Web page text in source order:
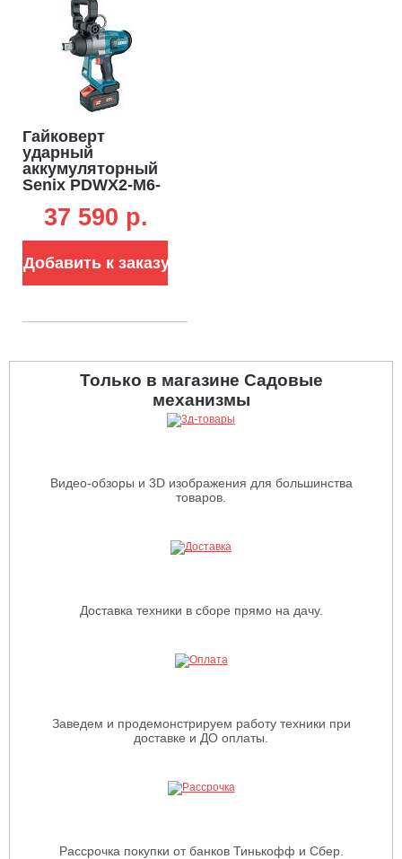
Гайковерт
ударный
аккумуляторный
Senix PDWX2-M6-
(PRC, BL 18V,
2000/2450 Нм, 3.0
37 590 p.
Добавить к заказу
Только в магазине Садовые
механизмы
Видео-обзоры и 3D изображения для большинства
товаров.
Доставка техники в сборе прямо на дачу.
Заведем и продемонстрируем работу техники при
доставке и ДО оплаты.
Рассрочка покупки от банков Тинькофф и Сбер.